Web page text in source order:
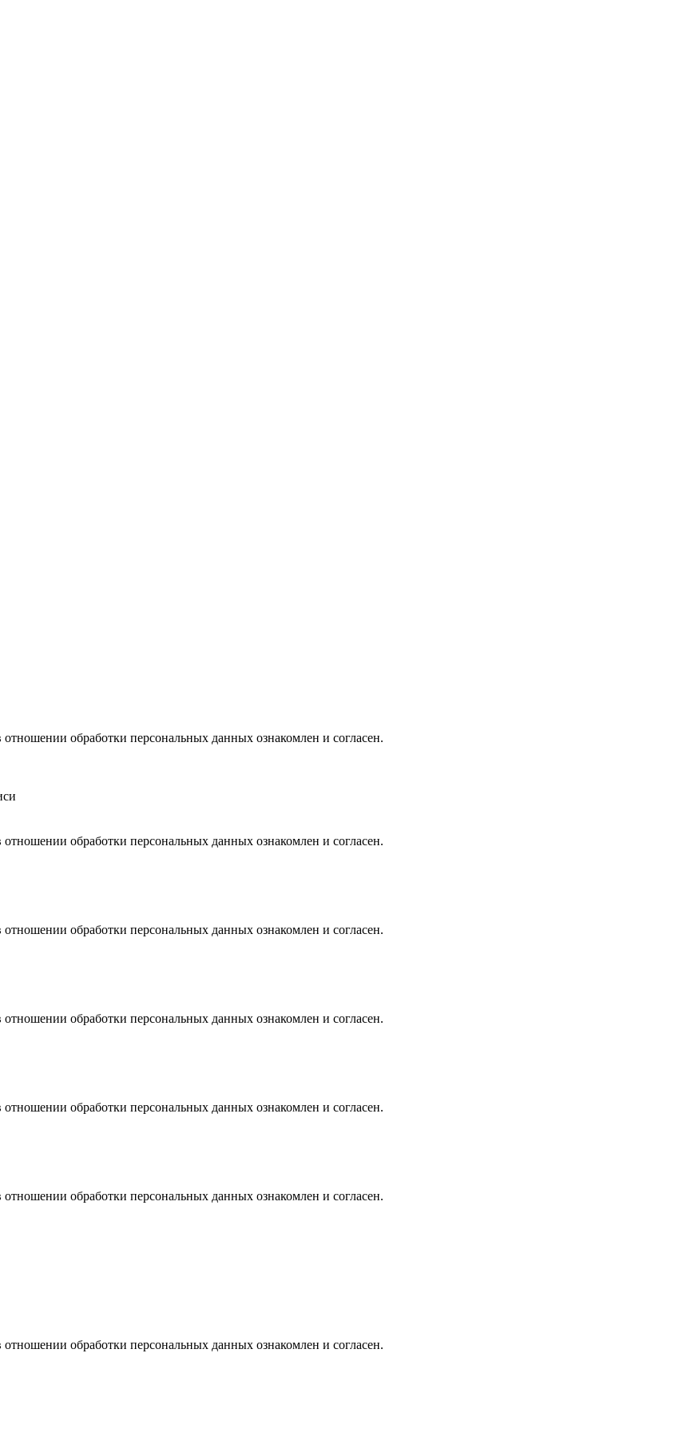
отношении обработки персональных данных ознакомлен и согласен.
отношении обработки персональных данных ознакомлен и согласен.
отношении обработки персональных данных ознакомлен и согласен.
отношении обработки персональных данных ознакомлен и согласен.
отношении обработки персональных данных ознакомлен и согласен.
отношении обработки персональных данных ознакомлен и согласен.
отношении обработки персональных данных ознакомлен и согласен.